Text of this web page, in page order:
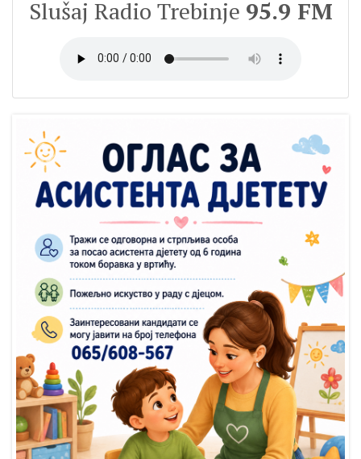
Slušaj Radio Trebinje 95.9 FM